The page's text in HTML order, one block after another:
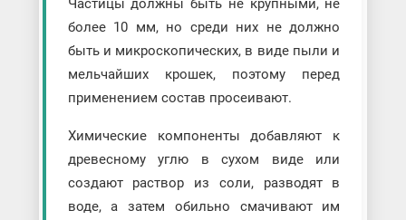
Частицы должны быть не крупными, не
более 10 мм, но среди них не должно
быть и микроскопических, в виде пыли и
мельчайших крошек, поэтому перед
применением состав просеивают.
Химические компоненты добавляют к
древесному углю в сухом виде или
создают раствор из соли, разводят в
воде, а затем обильно смачивают им